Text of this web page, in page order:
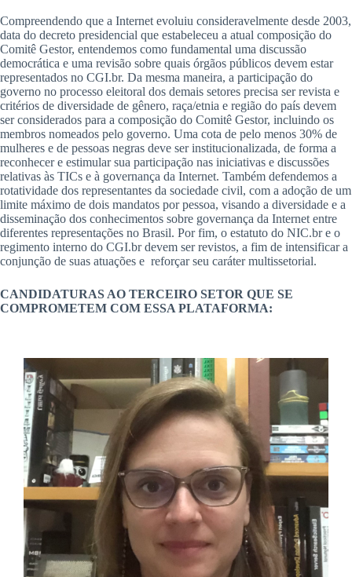
Compreendendo que a Internet evoluiu consideravelmente desde 2003,
data do decreto presidencial que estabeleceu a atual composição do
Comitê Gestor, entendemos como fundamental uma discussão
democrática e uma revisão sobre quais órgãos públicos devem estar
representados no CGI.br. Da mesma maneira, a participação do
governo no processo eleitoral dos demais setores precisa ser revista e
critérios de diversidade de gênero, raça/etnia e região do país devem
ser considerados para a composição do Comitê Gestor, incluindo os
membros nomeados pelo governo. Uma cota de pelo menos 30% de
mulheres e de pessoas negras deve ser institucionalizada, de forma a
reconhecer e estimular sua participação nas iniciativas e discussões
relativas às TICs e à governança da Internet. Também defendemos a
rotatividade dos representantes da sociedade civil, com a adoção de um
limite máximo de dois mandatos por pessoa, visando a diversidade e a
disseminação dos conhecimentos sobre governança da Internet entre
diferentes representações no Brasil. Por fim, o estatuto do NIC.br e o
regimento interno do CGI.br devem ser revistos, a fim de intensificar a
conjunção de suas atuações e reforçar seu caráter multissetorial.
CANDIDATURAS AO TERCEIRO SETOR QUE SE
COMPROMETEM COM ESSA PLATAFORMA: